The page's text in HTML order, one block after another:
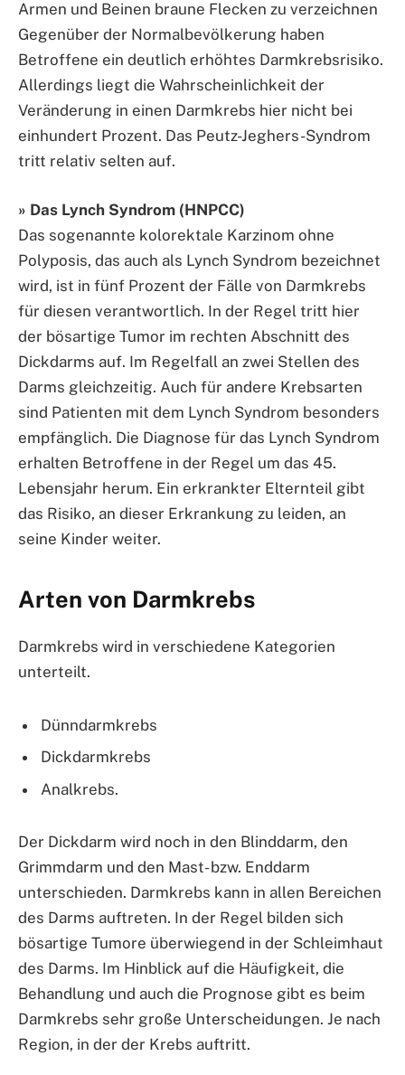
Armen und Beinen braune Flecken zu verzeichnen
Gegenüber der Normalbevölkerung haben
Betroffene ein deutlich erhöhtes Darmkrebsrisiko.
Allerdings liegt die Wahrscheinlichkeit der
Veränderung in einen Darmkrebs hier nicht bei
einhundert Prozent. Das Peutz-Jeghers-Syndrom
tritt relativ selten auf.
» Das Lynch Syndrom (HNPCC)
Das sogenannte kolorektale Karzinom ohne
Polyposis, das auch als Lynch Syndrom bezeichnet
wird, ist in fünf Prozent der Fälle von Darmkrebs
für diesen verantwortlich. In der Regel tritt hier
der bösartige Tumor im rechten Abschnitt des
Dickdarms auf. Im Regelfall an zwei Stellen des
Darms gleichzeitig. Auch für andere Krebsarten
sind Patienten mit dem Lynch Syndrom besonders
empfänglich. Die Diagnose für das Lynch Syndrom
erhalten Betroffene in der Regel um das 45.
Lebensjahr herum. Ein erkrankter Elternteil gibt
das Risiko, an dieser Erkrankung zu leiden, an
seine Kinder weiter.
Arten von Darmkrebs
Darmkrebs wird in verschiedene Kategorien
unterteilt.
Dünndarmkrebs
Dickdarmkrebs
Analkrebs.
Der Dickdarm wird noch in den Blinddarm, den
Grimmdarm und den Mast- bzw. Enddarm
unterschieden. Darmkrebs kann in allen Bereichen
des Darms auftreten. In der Regel bilden sich
bösartige Tumore überwiegend in der Schleimhaut
des Darms. Im Hinblick auf die Häufigkeit, die
Behandlung und auch die Prognose gibt es beim
Darmkrebs sehr große Unterscheidungen. Je nach
Region, in der der Krebs auftritt.